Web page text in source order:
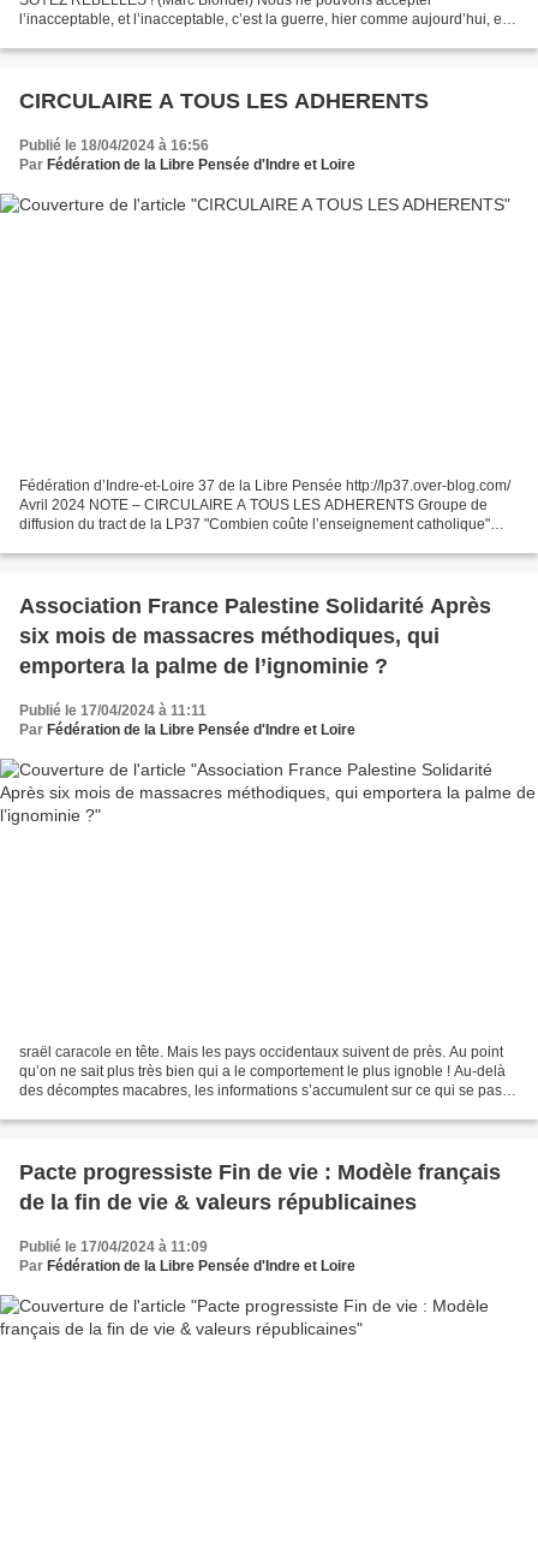
l’inacceptable, et l’inacceptable, c’est la guerre, hier comme aujourd’hui, en
CIRCULAIRE A TOUS LES ADHERENTS
Publié le 18/04/2024 à 16:56
Par Fédération de la Libre Pensée d'Indre et Loire
Fédération d’Indre-et-Loire 37 de la Libre Pensée http://lp37.over-blog.com/
Avril 2024 NOTE – CIRCULAIRE A TOUS LES ADHERENTS Groupe de
diffusion du tract de la LP37 "Combien coûte l’enseignement catholique"
Association France Palestine Solidarité Après
six mois de massacres méthodiques, qui
emportera la palme de l’ignominie ?
Publié le 17/04/2024 à 11:11
Par Fédération de la Libre Pensée d'Indre et Loire
sraël caracole en tête. Mais les pays occidentaux suivent de près. Au point
qu’on ne sait plus très bien qui a le comportement le plus ignoble ! Au-delà
des décomptes macabres, les informations s’accumulent sur ce qui se passe
Pacte progressiste Fin de vie : Modèle français
de la fin de vie & valeurs républicaines
Publié le 17/04/2024 à 11:09
Par Fédération de la Libre Pensée d'Indre et Loire